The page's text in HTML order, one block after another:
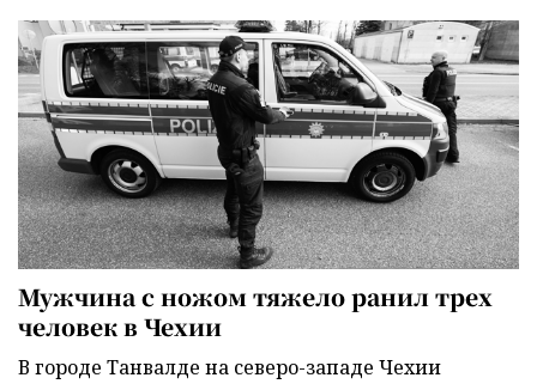
Мужчина с ножом тяжело ранил трех
человек в Чехии
В городе Танвалде на северо-западе Чехии